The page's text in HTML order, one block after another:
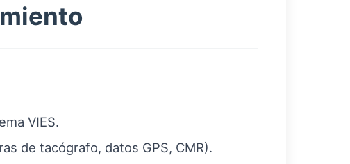
VIES.
de tacógrafo, datos GPS, CMR).